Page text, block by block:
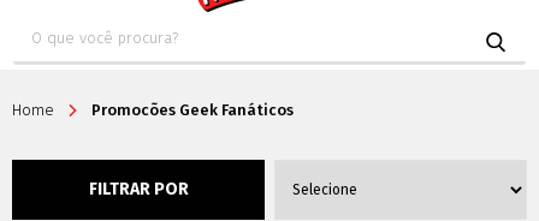
Home Promocões Geek Fanáticos
FILTRAR POR